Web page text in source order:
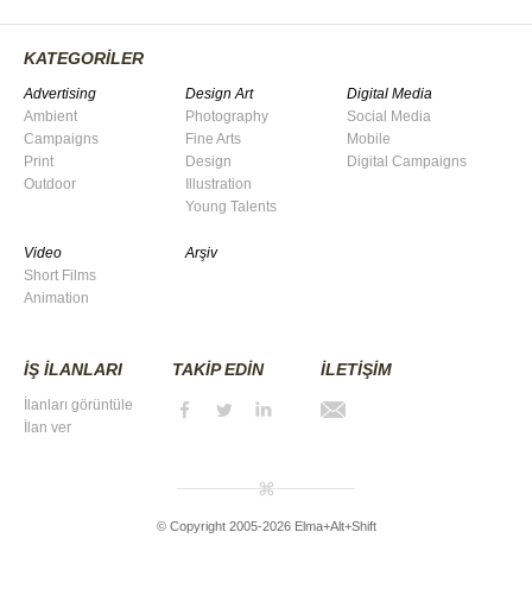
KATEGORİLER
Advertising
Ambient
Campaigns
Print
Outdoor
Design Art
Photography
Fine Arts
Design
Illustration
Young Talents
Digital Media
Social Media
Mobile
Digital Campaigns
Video
Short Films
Animation
Arşiv
İŞ İLANLARI
İlanları görüntüle
İlan ver
TAKİP EDİN İLETİŞİM
© Copyright 2005-2026 Elma+Alt+Shift